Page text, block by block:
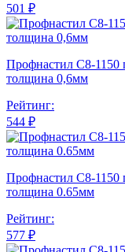
501 ₽
Профнастил С8-
толщина 0,6мм
Рейтинг:
544 ₽
Профнастил С8-
толщина 0.65мм
Рейтинг:
577 ₽